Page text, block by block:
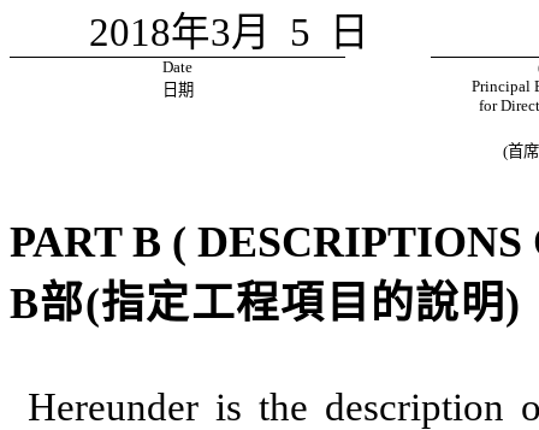
2018年3月 5 日
Date
日期
Principal
for
(首
PART B ( DESCRIPTIONS
B部(指定工程項目的說明)
Hereunder is the description